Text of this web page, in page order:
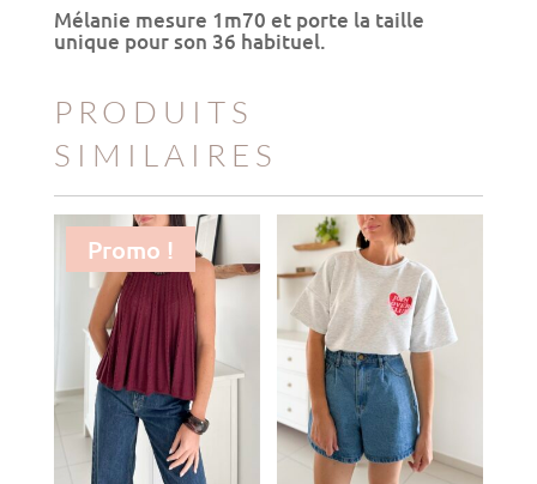
Mélanie mesure 1m70 et porte la taille
unique pour son 36 habituel.
PRODUITS
SIMILAIRES
Promo !